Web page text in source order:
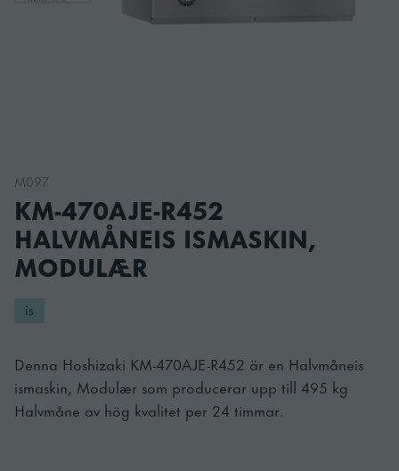
M097
KM-470AJE-R452
HALVMÅNEIS ISMASKIN,
MODULÆR
is
Denna Hoshizaki KM-470AJE-R452 är en Halvmåneis
ismaskin, Modulær som producerar upp till 495 kg
Halvmåne av hög kvalitet per 24 timmar.